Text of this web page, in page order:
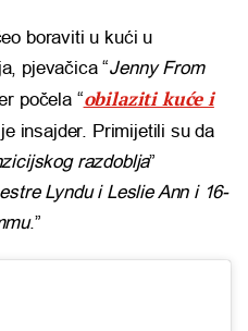
boraviti u kući u
pjevačica “Jenny From
počela “obilaziti kuće i
insajder. Primijetili su da
razdoblja”
Lyndu i Leslie Ann i 16-
.”